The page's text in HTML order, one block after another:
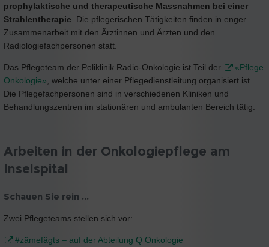
prophylaktische und therapeutische Massnahmen bei einer
Strahlentherapie . Die pflegerischen Tätigkeiten finden in enger
Zusammenarbeit mit den Ärztinnen und Ärzten und den
Radiologiefachpersonen statt.
Das Pflegeteam der Poliklinik Radio-Onkologie ist Teil der
«Pflege
Onkologie» , welche unter einer Pflegedienstleitung organisiert ist.
Die Pflegefachpersonen sind in verschiedenen Kliniken und
Behandlungszentren im stationären und ambulanten Bereich tätig.
Arbeiten in der Onkologiepflege am
Inselspital
Schauen Sie rein ...
Zwei Pflegeteams stellen sich vor:
#zämefägts – auf der Abteilung Q Onkologie